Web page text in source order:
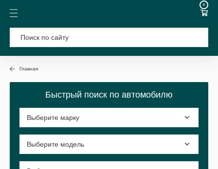
0
Главная
Быстрый поиск по автомобилю